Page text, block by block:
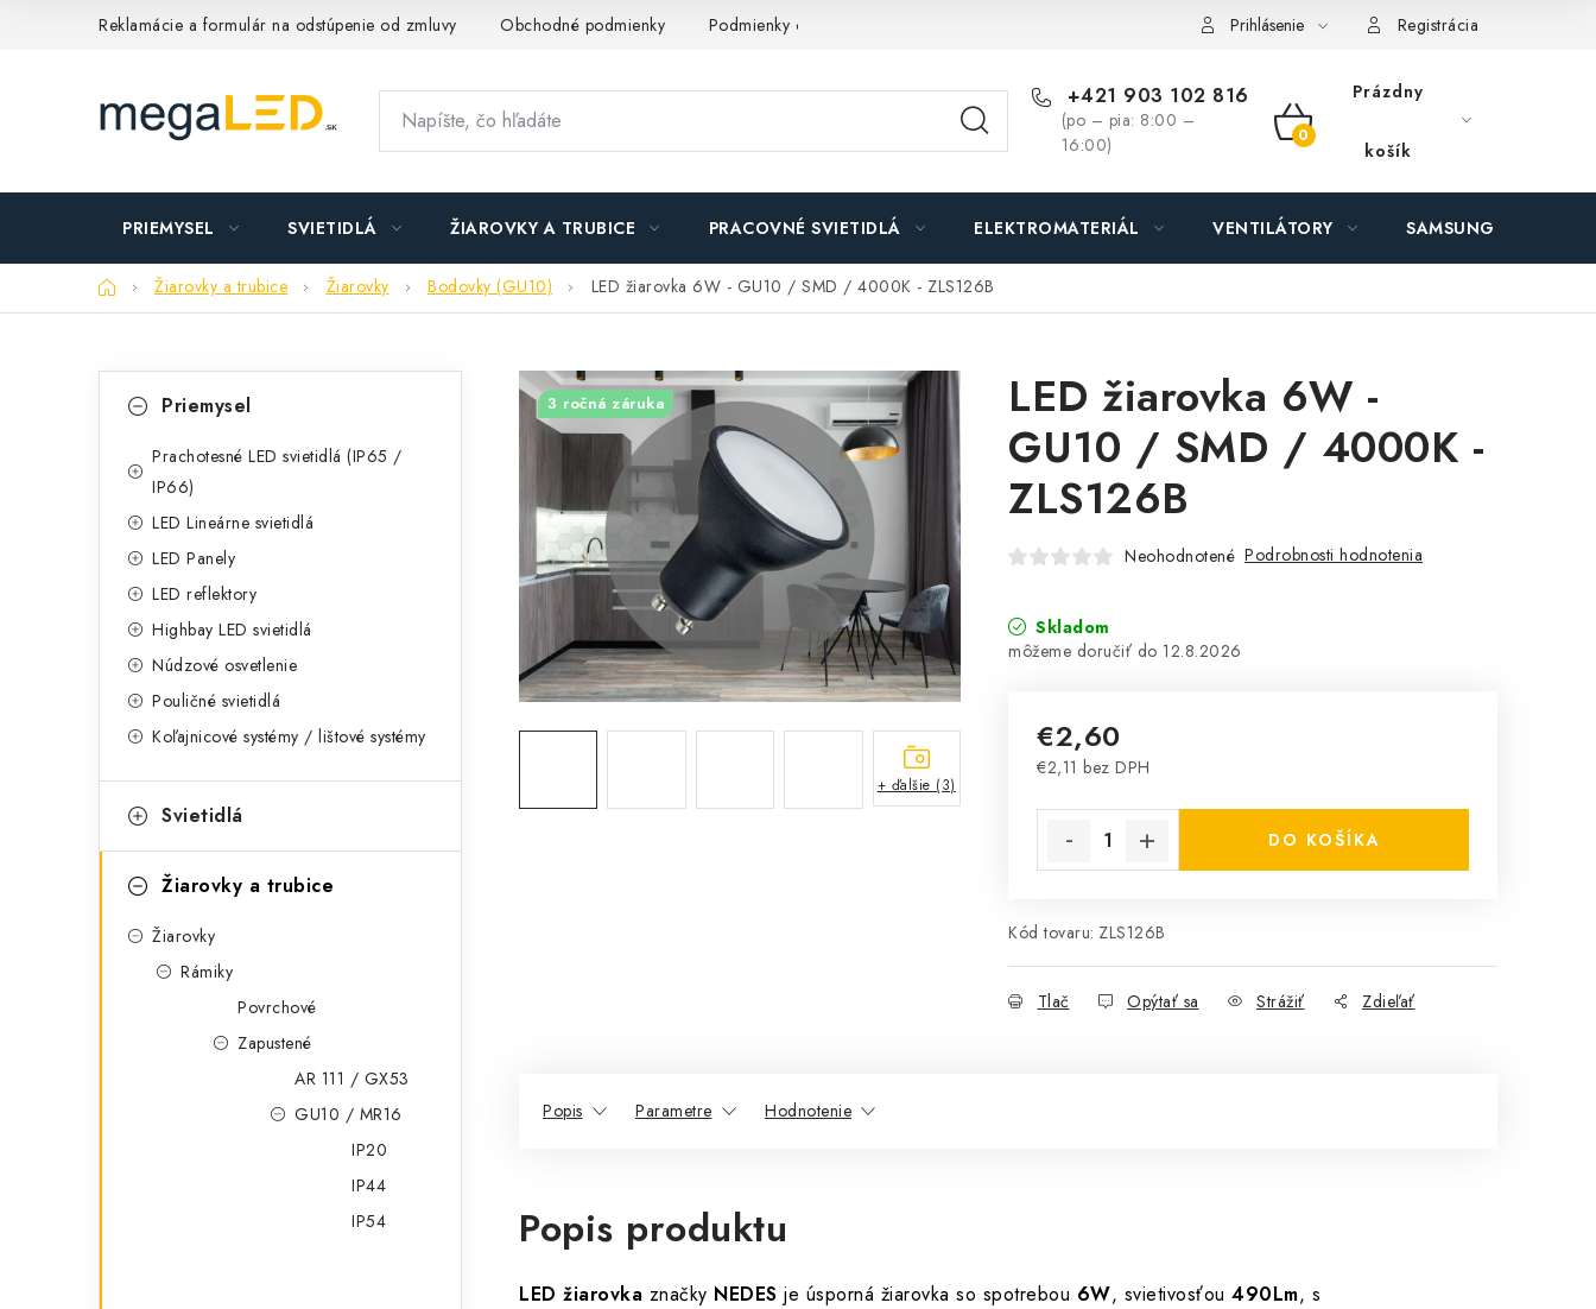
Reklamácie a formulár na odstúpenie od zmluvy Obchodné podmienky Podmienky ochrany osobných údajov O nás - MEGALED & JANTON Zákamenné Zľavy pre profíkov
Prihlásenie Registrácia
+421 903 102 816
(po – pia: 8:00 –
16:00)
NÁKUPNÝ
KOŠÍK
Prázdny
košík
PRIEMYSEL SVIETIDLÁ ŽIAROVKY A TRUBICE PRACOVNÉ SVIETIDLÁ ELEKTROMATERIÁL VENTILÁTORY SAMSUNG SVIETIDLÁ
DomovŽiarovky a trubice Žiarovky Bodovky (GU10) LED žiarovka 6W - GU10 / SMD / 4000K - ZLS126B
l
kategóriePriemysel
Prachotesné LED svietidlá (IP65 /
IP66)
LED Lineárne svietidlá
LED Panely
LED reflektory
Highbay LED svietidlá
Núdzové osvetlenie
Pouličné svietidlá
Koľajnicové systémy / lištové systémy
Svietidlá
Žiarovky a trubice
Žiarovky
Rámiky
Povrchové
Zapustené
AR 111 / GX53
GU10 / MR16
IP20
IP44
IP54
LED žiarovka 6W -
GU10 / SMD / 4000K -
ZLS126B
Neohodnotené Podrobnosti hodnotenia
Skladom
12.8.2026
€2,60
€2,11 bez DPH
DO KOŠÍKA
Kód tovaru: ZLS126B
Tlač Opýtať sa Strážiť Zdieľať
3 ročná záruka
+ ďalšie (3)
Popis Parametre Hodnotenie
Popis produktu
LED žiarovka značky NEDES je úsporná žiarovka so spotrebou 6W, svietivosťou 490Lm, s